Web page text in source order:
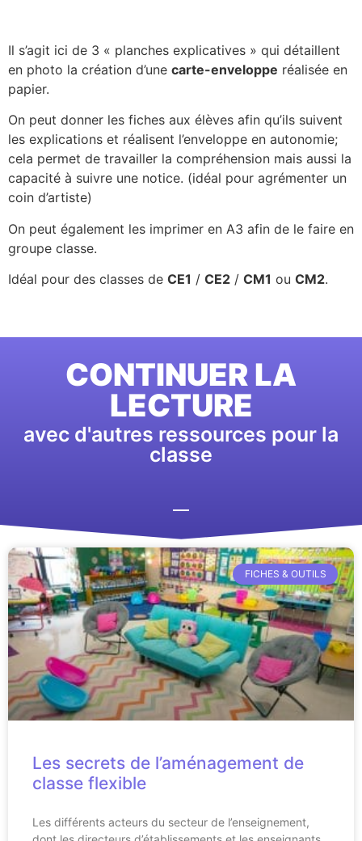
Il s’agit ici de 3 « planches explicatives » qui détaillent
en photo la création d’une carte-enveloppe réalisée en
papier.
On peut donner les fiches aux élèves afin qu’ils suivent
les explications et réalisent l’enveloppe en autonomie;
cela permet de travailler la compréhension mais aussi la
capacité à suivre une notice. (idéal pour agrémenter un
coin d’artiste)
On peut également les imprimer en A3 afin de le faire en
groupe classe.
Idéal pour des classes de CE1 / CE2 / CM1 ou CM2.
CONTINUER LA
LECTURE
avec d'autres ressources pour la
classe
FICHES & OUTILS
Les secrets de l’aménagement de
classe flexible
Les différents acteurs du secteur de l’enseignement,